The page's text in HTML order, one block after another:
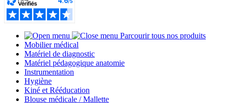
Parcourir tous nos produits
Mobilier médical
Matériel de diagnostic
Matériel pédagogique anatomie
Instrumentation
Hygiène
Kiné et Rééducation
Blouse médicale / Mallette